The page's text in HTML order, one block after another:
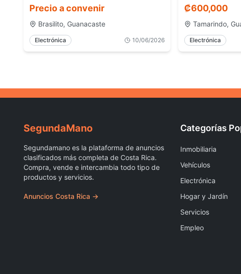
Precio a convenir
Brasilito, Guanacaste
Electrónica 10/06/2026
₡600,000
Tamarindo,
Electrónica
SegundaMano
Segundamano es la plataforma de anuncios
clasificados más completa de Costa Rica.
Compra, vende e intercambia todo tipo de
productos y servicios.
Anuncios Costa Rica →
Categorías
Inmobiliaria
Vehículos
Electrónica
Hogar y Jardín
Servicios
Empleo